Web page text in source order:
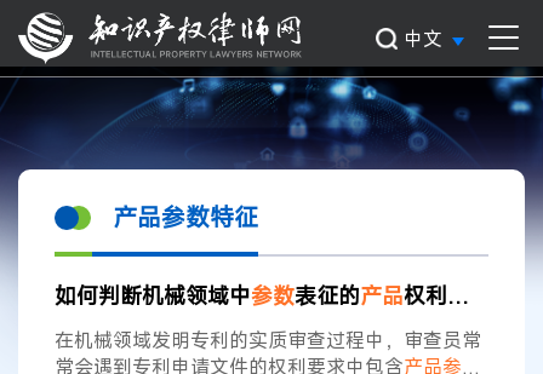
中文
产品参数特征
如何判断机械领域中参数表征的产品权利要求的创造性
在机械领域发明专利的实质审查过程中，审查员常
常会遇到专利申请文件的权利要求中包含产品参数